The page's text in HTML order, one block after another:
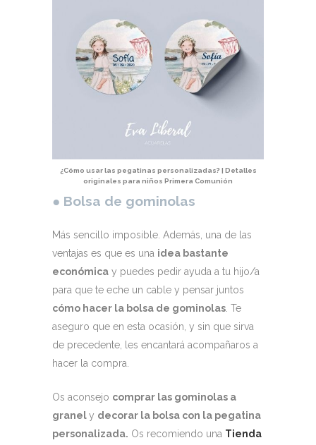
¿Cómo usar las pegatinas personalizadas? | Detalles
originales para niños Primera Comunión
● Bolsa de gominolas
Más sencillo imposible. Además, una de las
ventajas es que es una idea bastante
económica y puedes pedir ayuda a tu hijo/a
para que te eche un cable y pensar juntos
cómo hacer la bolsa de gominolas . Te
aseguro que en esta ocasión, y sin que sirva
de precedente, les encantará acompañaros a
hacer la compra.
Os aconsejo comprar las gominolas a
granely decorar la bolsa con la pegatina
personalizada. Os recomiendo una Tienda